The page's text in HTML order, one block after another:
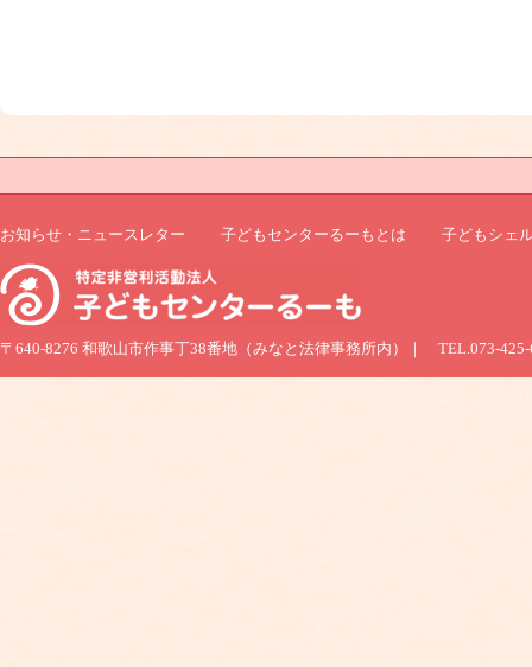
お知らせ・ニュースレター 子どもセンターるーもとは 子どもシェ
〒640-8276 和歌山市作事丁38番地（みなと法律事務所内）｜ TEL.073-425-